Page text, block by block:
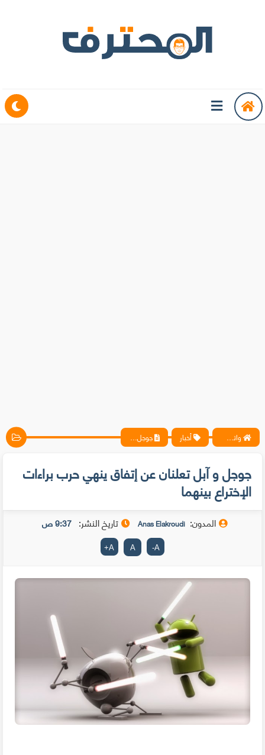
واتس آب ، فيسبوك ، أنترنت ، شروحات تقنية حصرية - المحترف أخبار جوجل و آبل تعلنان عن إتفاق ينهي حرب براءات الإختراع بينهما
جوجل و آبل تعلنان عن إتفاق ينهي حرب براءات
الإختراع بينهما
المدون: Anas Elakroudi تاريخ النشر: 9:37 ص
A
-
A
A
+